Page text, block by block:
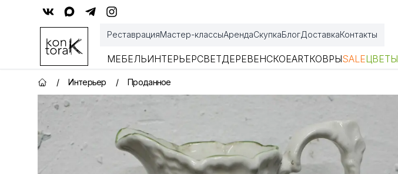
РеставрацияМастер-классыАрендаСкупкаБлогДоставкаКонтакты
МЕБЕЛЬИНТЕРЬЕРСВЕТДЕРЕВЕНСКОЕARTКОВРЫSALEЦВЕТЫ
Главная страница
/ Интерьер / Проданное